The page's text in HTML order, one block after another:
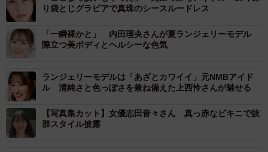
り袋とじグラビアで真珠のシースルードレス
「一瞬裸かと」 内田理央さんが夏ランジェリーモデル
際立つ美ボディとヘルシーな色気
ランジェリーモデルは「あざとカワイイ」元NMBアイド
ル 清純さと色っぽさを兼ね備えた上西怜さんが魅せる
【写真集カット】女優志田音々さん 真っ赤なビキニで抜
群スタイル披露